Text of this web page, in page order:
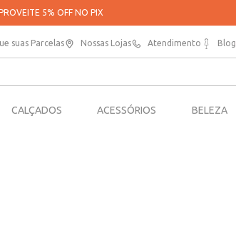
COMPRAS EM ATÉ 5X SEM JUROS*
suas Parcelas Nossas Lojas Atendimento Blog
CALÇADOS ACESSÓRIOS BELEZA